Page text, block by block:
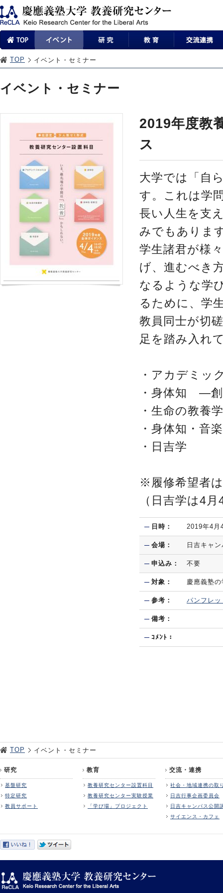
TOP イベント・セミナー
イベント・セミナー
2019年度教
ス
大学では「自
す。これは学
長い人生を支
みでもありま
学生諸君が様
げ、進むべき
なるような学
るために、学
教員同士が切
足を踏み入れ
・アカデミ
・身体知 ―
・生命の教養学
・身体知・音
・日吉学
※履修希望者
（日吉学は4
日時： 2019年4
会場： 日吉キャ
申込み： 不要
対象： 慶應義塾
参考： パンフレッ
備考：
ｺﾒﾝﾄ：
TOP イベント・セミナー
研究
基盤研究
特定研究
教員サポート
教育
教養研究センター設置科目
教養研究センター実験授業
「学び場」プロジェクト
交流・連携
社会・地域連携の取
日吉行事企画委員会
日吉キャンパス公開
サイエンス・カフェ